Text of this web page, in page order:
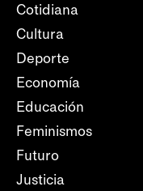
Cotidiana
Cultura
Deporte
Economía
Educación
Feminismos
Futuro
Justicia